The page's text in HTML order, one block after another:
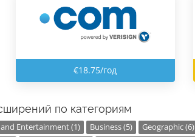
€18.75/год
по категориям
Entertainment (1) Business (5) Geographic (6)